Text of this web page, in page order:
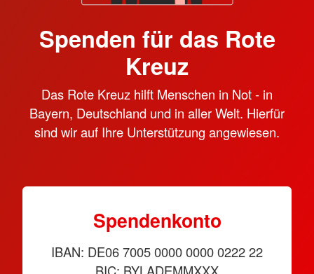
Spenden für das Rote
Kreuz
Das Rote Kreuz hilft Menschen in Not - in
Bayern, Deutschland und in aller Welt. Hierfür
sind wir auf Ihre Unterstützung angewiesen.
Spendenkonto
IBAN: DE06 7005 0000 0000 0222 22